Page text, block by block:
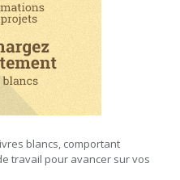
blancs, comportant
travail pour avancer sur vos